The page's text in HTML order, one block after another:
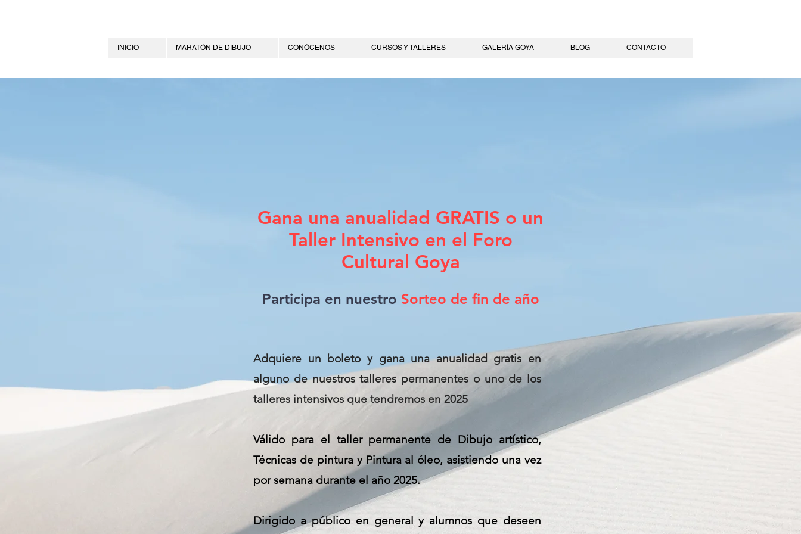
INICIO MARATÓN DE DIBUJO CONÓCENOS CURSOS Y TALLERES GALERÍA GOYA BLOG CONTACTO
Gana una anualidad GRATIS o un
Taller Intensivo en el Foro
Cultural Goya
Participa en nuestro Sorteo de fin de año
Adquiere un boleto y gana una anualidad gratis en
alguno de nuestros talleres permanentes o uno de los
talleres intensivos que tendremos en 2025
Válido para el taller permanente de Dibujo artístico,
Técnicas de pintura y Pintura al óleo, asistiendo una vez
por semana durante el año 2025.
Dirigido a público en general y alumnos que deseen